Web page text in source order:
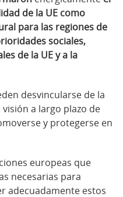
de la UE como
para las regiones de
sociales,
de la UE y a la
desvincularse de la
a largo plazo de
y protegerse en
europeas que
necesarias para
adecuadamente estos